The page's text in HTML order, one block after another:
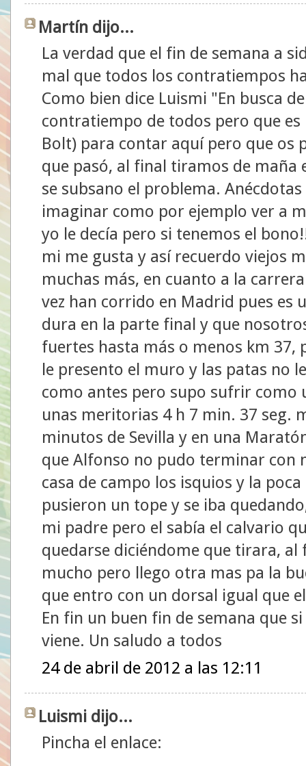
Martín dijo...
La verdad que el fin de semana a
mal que todos los contratiempos
Como bien dice Luismi "En busca
contratiempo de todos pero que
Bolt) para contar aquí pero que os
que pasó, al final tiramos de maña
se subsano el problema.
imaginar como por ejemplo ver a
yo le decía pero si tenemos el
mi me gusta y así recuerdo viejos
muchas más, en cuanto a la
vez han corrido en Madrid pues es
dura en la parte final y que
fuertes hasta más o menos km 37,
le presento el muro y las patas no
como antes pero supo sufrir como
unas meritorias 4 h 7 min. 37 seg.
minutos de Sevilla y en una
que Alfonso no pudo terminar con
casa de campo los isquios y la
pusieron un tope y se iba
mi padre pero el sabía el calvario
quedarse diciéndome que tirara,
mucho pero llego otra mas pa la
que entro con un dorsal igual que
En fin un buen fin de semana que
viene. Un saludo a todos
24 de abril de 2012 a las 12:11
Luismi dijo...
Pincha el enlace: